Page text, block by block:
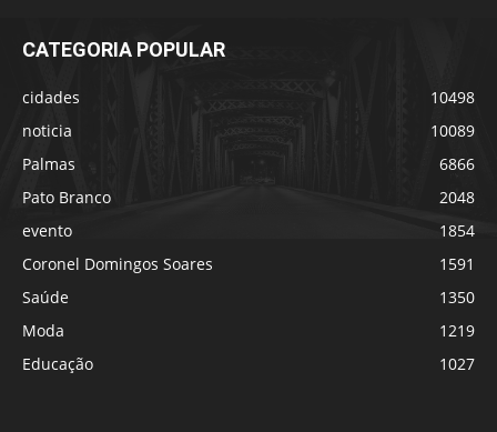
CATEGORIA POPULAR
cidades
10498
noticia
10089
Palmas
6866
Pato Branco
2048
evento
1854
Coronel Domingos Soares
1591
Saúde
1350
Moda
1219
Educação
1027